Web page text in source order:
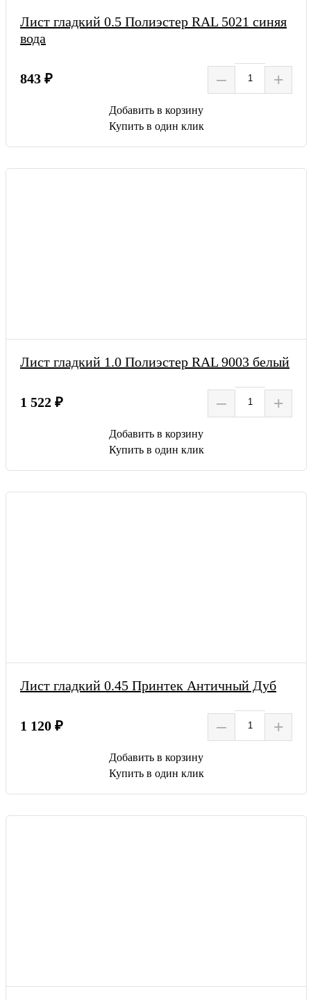
Лист гладкий 0.5 Полиэстер RAL 5021 синяя
вода
843 ₽ – +
Добавить в корзину
Купить в один клик
Лист гладкий 1.0 Полиэстер RAL 9003 белый
1 522 ₽ – +
Добавить в корзину
Купить в один клик
Лист гладкий 0.45 Принтек Античный Дуб
1 120 ₽ – +
Добавить в корзину
Купить в один клик